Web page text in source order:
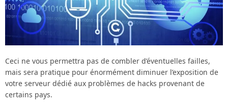
Ceci ne vous permettra pas de combler d’éventuelles failles,
mais sera pratique pour énormément diminuer l’exposition de
votre serveur dédié aux problèmes de hacks provenant de
certains pays.